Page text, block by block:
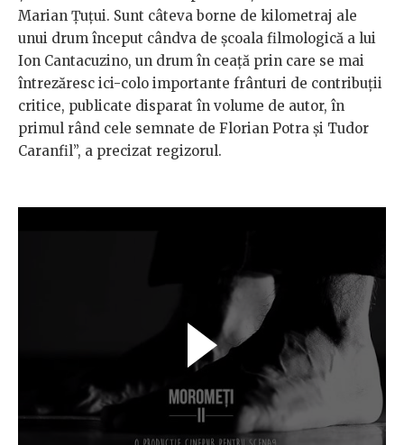
Marian Țuțui. Sunt câteva borne de kilometraj ale
unui drum început cândva de școala filmologică a lui
Ion Cantacuzino, un drum în ceață prin care se mai
întrezăresc ici-colo importante frânturi de contribuții
critice, publicate disparat în volume de autor, în
primul rând cele semnate de Florian Potra și Tudor
Caranfil”, a precizat regizorul.